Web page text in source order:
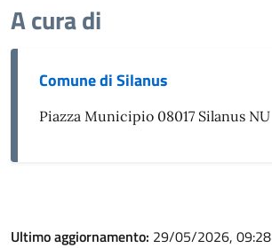
A cura di
Comune di Silanus
Piazza Municipio 08017 Silanus NU
Ultimo aggiornamento: 29/05/2026, 09:28